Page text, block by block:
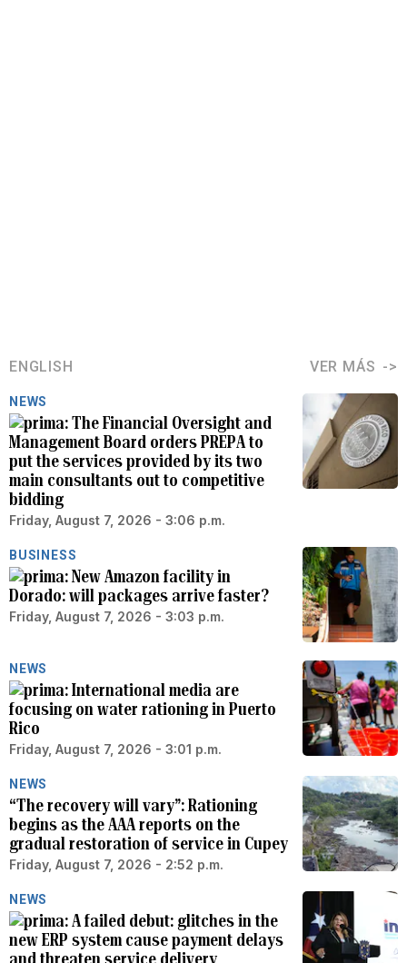
ENGLISH VER MÁS
NEWS
The Financial Oversight and
Management Board orders PREPA to
put the services provided by its two
main consultants out to competitive
bidding
Friday, August 7, 2026 - 3:06 p.m.
BUSINESS
New Amazon facility in
Dorado: will packages arrive faster?
Friday, August 7, 2026 - 3:03 p.m.
NEWS
International media are
focusing on water rationing in Puerto
Rico
Friday, August 7, 2026 - 3:01 p.m.
NEWS
“The recovery will vary”: Rationing
begins as the AAA reports on the
gradual restoration of service in Cupey
Friday, August 7, 2026 - 2:52 p.m.
NEWS
A failed debut: glitches in the
new ERP system cause payment delays
and threaten service delivery